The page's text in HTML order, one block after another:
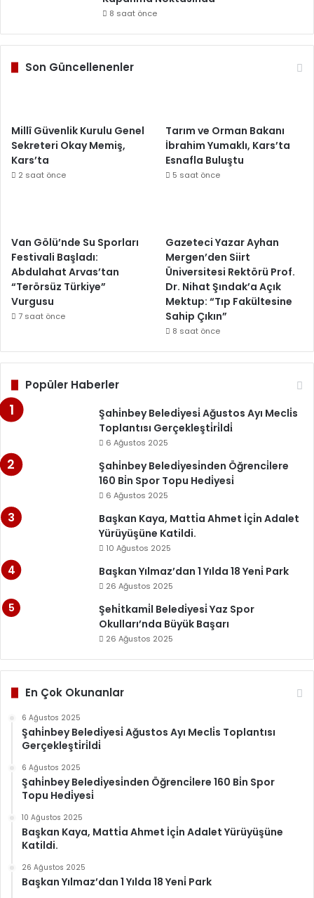
8 saat önce
Son Güncellenenler
Millî Güvenlik Kurulu Genel
Sekreteri Okay Memiş,
Kars’ta
2 saat önce
Tarım ve Orman Bakanı
İbrahim Yumaklı, Kars’ta
Esnafla Buluştu
5 saat önce
Van Gölü’nde Su Sporları
Festivali Başladı:
Abdulahat Arvas’tan
“Terörsüz Türkiye”
Vurgusu
7 saat önce
Gazeteci Yazar Ayhan
Mergen’den Siirt
Üniversitesi Rektörü Prof.
Dr. Nihat Şındak’a Açık
Mektup: “Tıp Fakültesine
Sahip Çıkın”
8 saat önce
Popüler Haberler
Şahi̇nbey Beledi̇yesi̇ Ağustos Ayı Mecli̇s
Toplantısı Gerçekleşti̇ri̇ldi̇
6 Ağustos 2025
Şahi̇nbey Beledi̇yesi̇nden Öğrenci̇lere
160 Bi̇n Spor Topu Hedi̇yesi̇
6 Ağustos 2025
Başkan Kaya, Matti̇a Ahmet İçi̇n Adalet
Yürüyüşüne Katildi.
10 Ağustos 2025
Başkan Yılmaz’dan 1 Yılda 18 Yeni̇ Park
26 Ağustos 2025
Şehi̇tkami̇l Beledi̇yesi̇ Yaz Spor
Okulları’nda Büyük Başarı
26 Ağustos 2025
En Çok Okunanlar
6 Ağustos 2025
Şahi̇nbey Beledi̇yesi̇ Ağustos Ayı Mecli̇s Toplantısı
Gerçekleşti̇ri̇ldi̇
6 Ağustos 2025
Şahi̇nbey Beledi̇yesi̇nden Öğrenci̇lere 160 Bi̇n Spor
Topu Hedi̇yesi̇
10 Ağustos 2025
Başkan Kaya, Matti̇a Ahmet İçi̇n Adalet Yürüyüşüne
Katildi.
26 Ağustos 2025
Başkan Yılmaz’dan 1 Yılda 18 Yeni̇ Park